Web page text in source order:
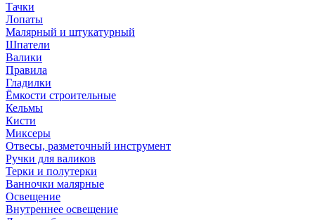
Тачки
Лопаты
Малярный и штукатурный
Шпатели
Валики
Правила
Гладилки
Ёмкости строительные
Кельмы
Кисти
Миксеры
Отвесы, разметочный инструмент
Ручки для валиков
Терки и полутерки
Ванночки малярные
Освещение
Внутреннее освещение